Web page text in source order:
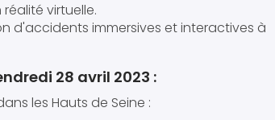
virtuelle.
d'accidents immersives et interactives à
28 avril 2023 :
les Hauts de Seine :